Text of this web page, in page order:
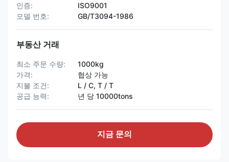
인증:
ISO9001
모델 번호:
GB/T3094-1986
부동산 거래
최소 주문 수량:
1000kg
가격:
협상 가능
지불 조건:
L / C, T / T
공급 능력:
년 당 10000tons
지금 문의